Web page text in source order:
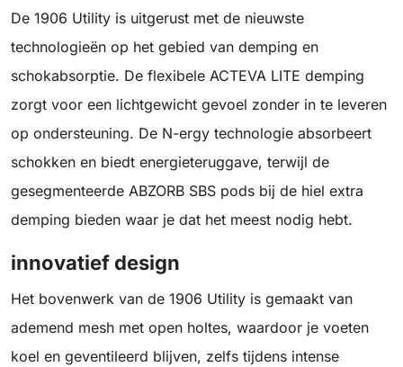
De 1906 Utility is uitgerust met de nieuwste
technologieën op het gebied van demping en
schokabsorptie. De flexibele ACTEVA LITE demping
zorgt voor een lichtgewicht gevoel zonder in te leveren
op ondersteuning. De N-ergy technologie absorbeert
schokken en biedt energieteruggave, terwijl de
gesegmenteerde ABZORB SBS pods bij de hiel extra
demping bieden waar je dat het meest nodig hebt.
innovatief design
Het bovenwerk van de 1906 Utility is gemaakt van
ademend mesh met open holtes, waardoor je voeten
koel en geventileerd blijven, zelfs tijdens intense